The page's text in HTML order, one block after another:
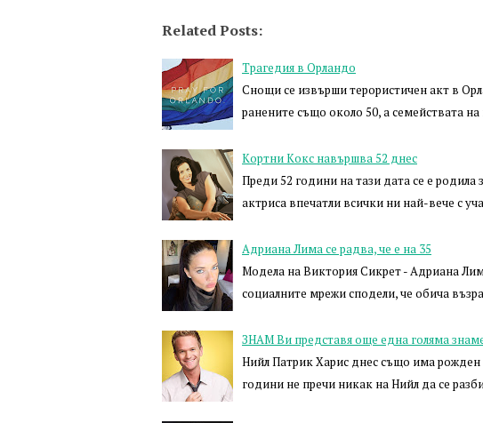
Related Posts:
Трагедия в Орландо
Снощи се извърши терористичен акт в
ранените също около 50, а семействата
Кортни Кокс навършва 52 днес
Преди 52 години на тази дата се е
актриса впечатли всички ни най-вече с
Адриана Лима се радва, че е на 35
Модела на Виктория Сикрет - Адриана
социалните мрежи сподели, че обича
ЗНАМ Ви представя още една голяма
Нийл Патрик Харис днес също има
години не пречи никак на Нийл да се